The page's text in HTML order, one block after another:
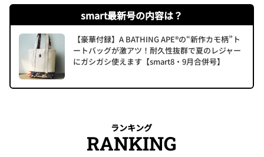
smart最新号の内容は？
【豪華付録】A BATHING APE®の“新作カモ柄”ト
ートバッグが激アツ！耐久性抜群で夏のレジャー
にガシガシ使えます【smart8・9月合併号】
ランキング
RANKING